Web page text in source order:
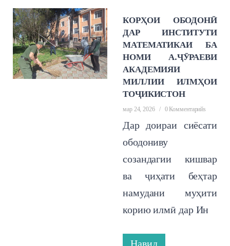
КОРҲОИ ОБОДОНӢ
ДАР ИНСТИТУТИ
МАТЕМАТИКАИ БА
НОМИ А.ҶӮРАЕВИ
АКАДЕМИЯИ
МИЛЛИИ ИЛМҲОИ
ТОҶИКИСТОН
мар 24, 2026 / 0 Комментарийs
Дар доираи сиёсати
ободониву
созандагии кишвар
ва ҷиҳати беҳтар
намудани муҳити
корию илмӣ дар Ин
Навид